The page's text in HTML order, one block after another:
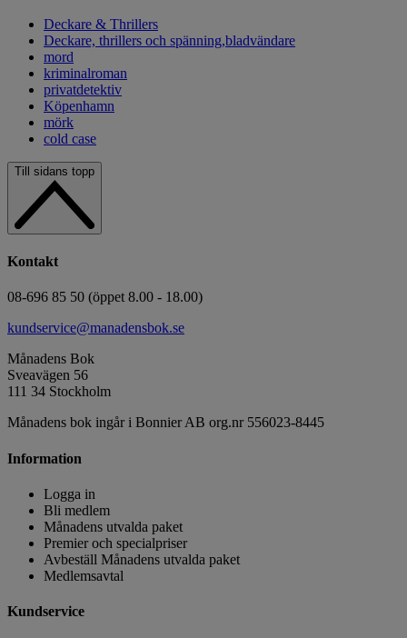
Deckare & Thrillers
Deckare, thrillers och spänning,bladvändare
mord
kriminalroman
privatdetektiv
Köpenhamn
mörk
cold case
Till sidans topp
Kontakt
08-696 85 50 (öppet 8.00 - 18.00)
kundservice@manadensbok.se
Månadens Bok
Sveavägen 56
111 34 Stockholm
Månadens bok ingår i Bonnier AB org.nr 556023-8445
Information
Logga in
Bli medlem
Månadens utvalda paket
Premier och specialpriser
Avbeställ Månadens utvalda paket
Medlemsavtal
Kundservice